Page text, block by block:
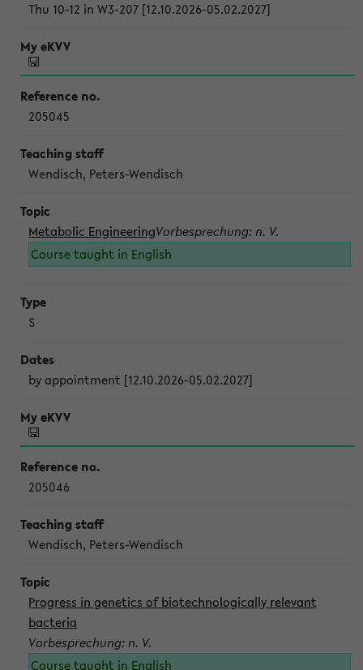
Thu 10-12 in W3-207 [12.10.2026-05.02.2027]
205045
Wendisch, Peters-Wendisch
Metabolic EngineeringVorbesprechung: n. V.
Course taught in English
S
by appointment [12.10.2026-05.02.2027]
205046
Wendisch, Peters-Wendisch
Progress in genetics of biotechnologically relevant
bacteria
Vorbesprechung: n. V.
Course taught in English